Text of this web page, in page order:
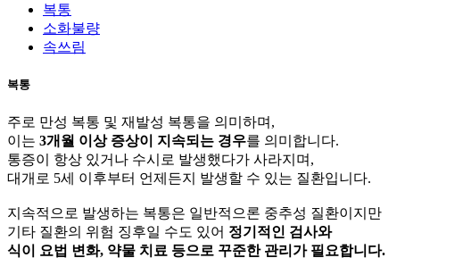
복통
소화불량
속쓰림
복통
주로 만성 복통 및 재발성 복통을 의미하며,
이는 3개월 이상 증상이 지속되는 경우를 의미합니다.
통증이 항상 있거나 수시로 발생했다가 사라지며,
대개로 5세 이후부터 언제든지 발생할 수 있는 질환입니다.
지속적으로 발생하는 복통은 일반적으론 중추성 질환이지만
기타 질환의 위험 징후일 수도 있어 정기적인 검사와
식이 요법 변화, 약물 치료 등으로 꾸준한 관리가 필요합니다.